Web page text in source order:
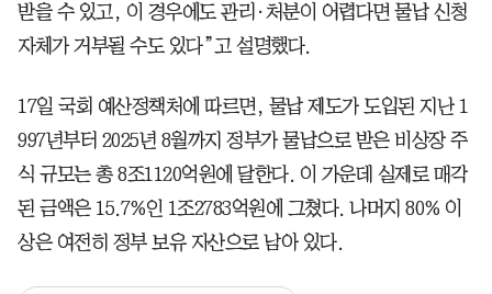
받을 수 있고, 이 경우에도 관리·처분이 어렵다면 물납 신청
자체가 거부될 수도 있다”고 설명했다.
17일 국회 예산정책처에 따르면, 물납 제도가 도입된 지난 1
997년부터 2025년 8월까지 정부가 물납으로 받은 비상장 주
식 규모는 총 8조1120억원에 달한다. 이 가운데 실제로 매각
된 금액은 15.7%인 1조2783억원에 그쳤다. 나머지 80% 이
상은 여전히 정부 보유 자산으로 남아 있다.